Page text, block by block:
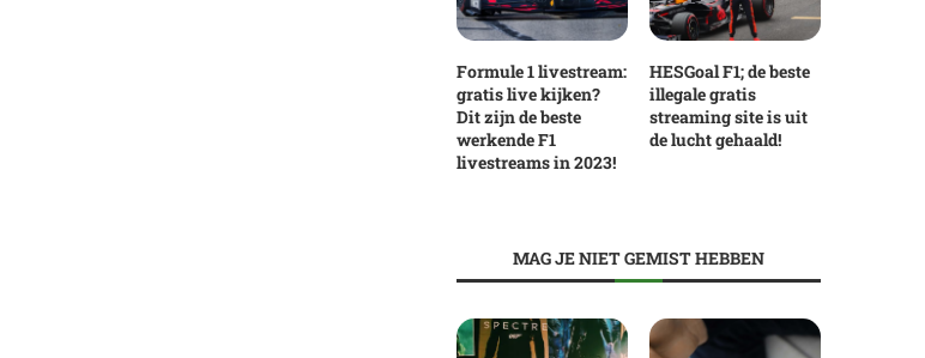
Formule 1 livestream:
gratis live kijken?
Dit zijn de beste
werkende F1
livestreams in 2023!
HESGoal F1; de beste
illegale gratis
streaming site is uit
de lucht gehaald!
MAG JE NIET GEMIST HEBBEN